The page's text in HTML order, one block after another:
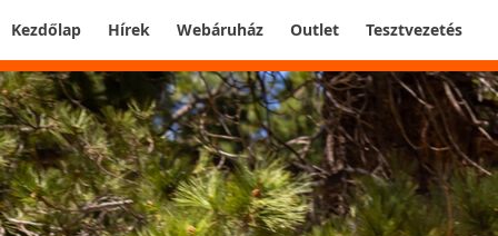
Kezdőlap Hírek Webáruház Outlet Tesztvezetés